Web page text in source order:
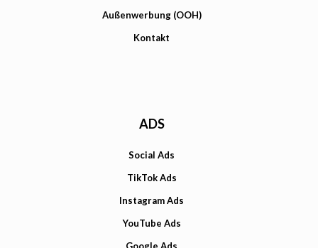
Außenwerbung (OOH)
Kontakt
ADS
Social Ads
TikTok Ads
Instagram Ads
YouTube Ads